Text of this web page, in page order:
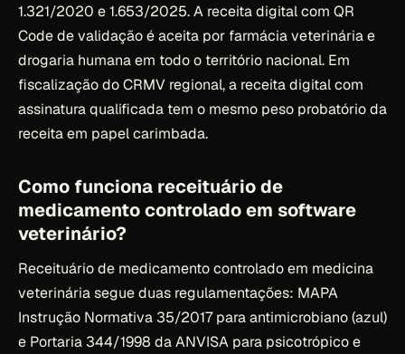
1.321/2020 e 1.653/2025. A receita digital com QR
Code de validação é aceita por farmácia veterinária e
drogaria humana em todo o território nacional. Em
fiscalização do CRMV regional, a receita digital com
assinatura qualificada tem o mesmo peso probatório da
receita em papel carimbada.
Como funciona receituário de
medicamento controlado em software
veterinário?
Receituário de medicamento controlado em medicina
veterinária segue duas regulamentações: MAPA
Instrução Normativa 35/2017 para antimicrobiano (azul)
e Portaria 344/1998 da ANVISA para psicotrópico e